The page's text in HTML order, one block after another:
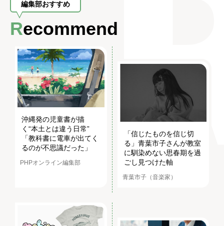
編集部おすすめ
Recommend
沖縄発の児童書が描
く“本土とは違う日常”
「教科書に電車が出てく
るのが不思議だった」
PHPオンライン編集部
「信じたものを信じ切
る」青葉市子さんが教室
に馴染めない思春期を過
ごし見つけた軸
青葉市子（音楽家）